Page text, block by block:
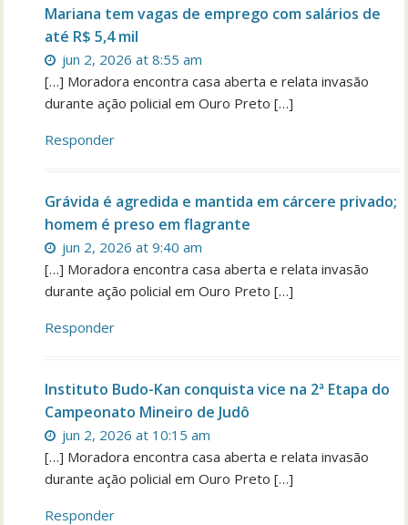
Mariana tem vagas de emprego com salários de
até R$ 5,4 mil
jun 2, 2026 at 8:55 am
[…] Moradora encontra casa aberta e relata invasão
durante ação policial em Ouro Preto […]
Responder
Grávida é agredida e mantida em cárcere privado;
homem é preso em flagrante
jun 2, 2026 at 9:40 am
[…] Moradora encontra casa aberta e relata invasão
durante ação policial em Ouro Preto […]
Responder
Instituto Budo-Kan conquista vice na 2ª Etapa do
Campeonato Mineiro de Judô
jun 2, 2026 at 10:15 am
[…] Moradora encontra casa aberta e relata invasão
durante ação policial em Ouro Preto […]
Responder